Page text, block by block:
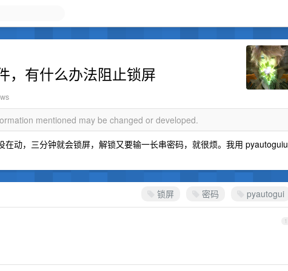
，有什么办法阻止锁屏
mentioned may be changed or developed.
动，三分钟就会锁屏，解锁又要输一长串密码，就很烦。我用 pyautoguiu
锁屏 密码 pyautogui
1